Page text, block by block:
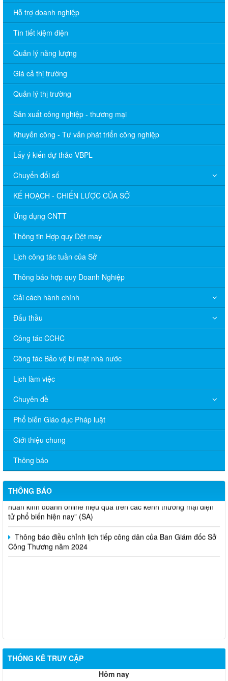
Hỗ trợ doanh nghiệp
Tin tiết kiệm điện
Quản lý năng lượng
Giá cả thị trường
Quản lý thị trường
Sản xuất công nghiệp - thương mại
Khuyến công - Tư vấn phát triển công nghiệp
Lấy ý kiến dự thảo VBPL
Chuyển đổi số
KẾ HOẠCH - CHIẾN LƯỢC CỦA SỞ
Ứng dụng CNTT
Thông tin Hợp quy Dệt may
Lịch công tác tuần của Sở
Thông báo hợp quy Doanh Nghiệp
Cải cách hành chính
Đấu thầu
Công tác CCHC
Công tác Bảo vệ bí mật nhà nước
Lịch làm việc
Chuyên đề
Phổ biến Giáo dục Pháp luật
Giới thiệu chung
Thông báo
THÔNG BÁO
V/v đề nghị báo cáo hệ thống phân phối, nhãn hiệu hàng hóa
và hoạt động mua bán khí trên địa bàn tỉnh năm 2025 (nhắc lần
2).
Thông báo bán thanh lý tài sản công theo hình thức chỉ định
Thông báo lựa chọn nhà thầu thực hiện gói thầu: “tổ chức tập
huấn kinh doanh online hiệu quả trên các kênh thương mại điện
tử phổ biến hiện nay” (SA)
Thông báo điều chỉnh lịch tiếp công dân của Ban Giám đốc Sở
Công Thương năm 2024
THỐNG KÊ TRUY CẬP
Hôm nay